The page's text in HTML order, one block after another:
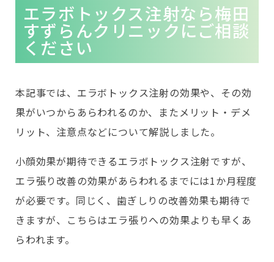
エラボトックス注射なら梅田
すずらんクリニックにご相談
ください
本記事では、エラボトックス注射の効果や、その効
果がいつからあらわれるのか、またメリット・デメ
リット、注意点などについて解説しました。
小顔効果が期待できるエラボトックス注射ですが、
エラ張り改善の効果があらわれるまでには1か月程度
が必要です。同じく、歯ぎしりの改善効果も期待で
きますが、こちらはエラ張りへの効果よりも早くあ
らわれます。